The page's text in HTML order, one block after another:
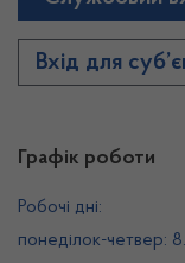
Графік роботи
Робочі дні:
понеділок-четвер:
Вхід для